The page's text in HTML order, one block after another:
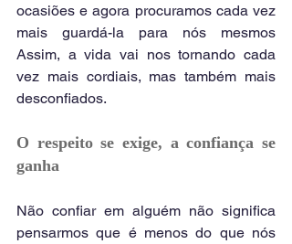
ocasiões e agora procuramos cada vez
mais guardá-la para nós mesmos
Assim, a vida vai nos tornando cada
vez mais cordiais, mas também mais
desconfiados.
O respeito se exige, a confiança se
ganha
Não confiar em alguém não significa
pensarmos que é menos do que nós